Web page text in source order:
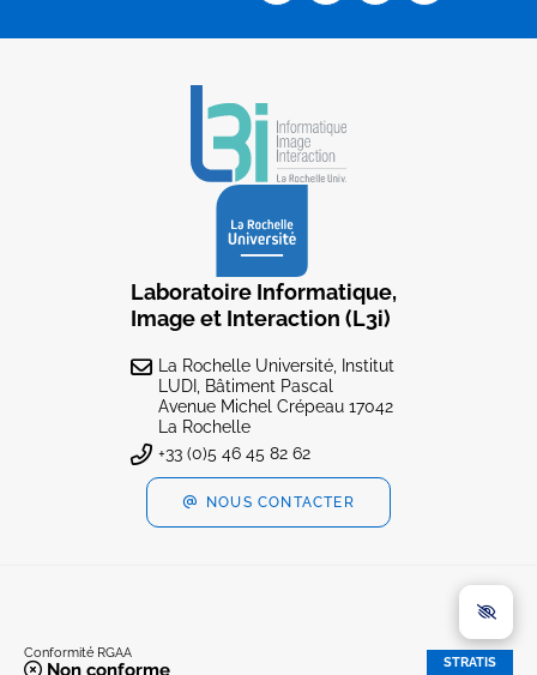
Laboratoire Informatique,
Image et Interaction (L3i)
La Rochelle Université, Institut
LUDI, Bâtiment Pascal
Avenue Michel Crépeau 17042
La Rochelle
+33 (0)5 46 45 82 62
NOUS CONTACTER
Conformité RGAA
Non conforme STRATIS